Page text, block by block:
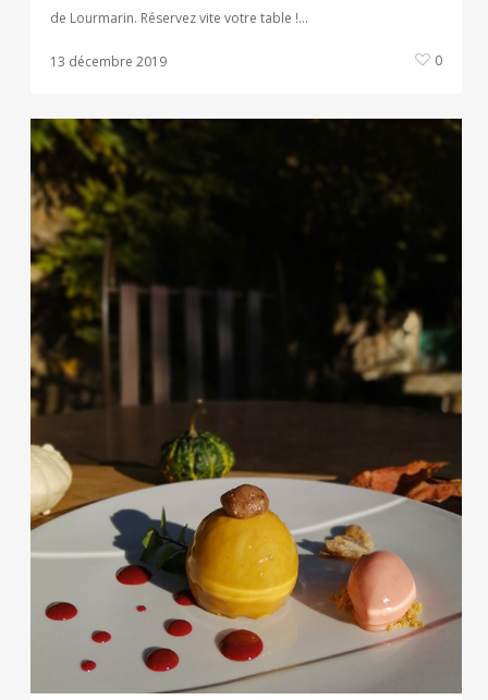
de Lourmarin. Réservez vite votre table !…
13 décembre 2019 0